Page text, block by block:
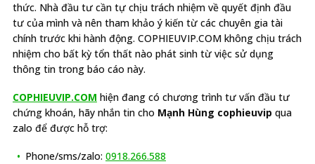
thức. Nhà đầu tư cần tự chịu trách nhiệm về quyết định đầu
tư của mình và nên tham khảo ý kiến từ các chuyên gia tài
chính trước khi hành động. COPHIEUVIP.COM không chịu trách
nhiệm cho bất kỳ tổn thất nào phát sinh từ việc sử dụng
thông tin trong báo cáo này.
COPHIEUVIP.COM hiện đang có chương trình tư vấn đầu tư
chứng khoán, hãy nhắn tin cho Mạnh Hùng cophieuvip qua
zalo để được hỗ trợ:
Phone/sms/zalo: 0918.266.588